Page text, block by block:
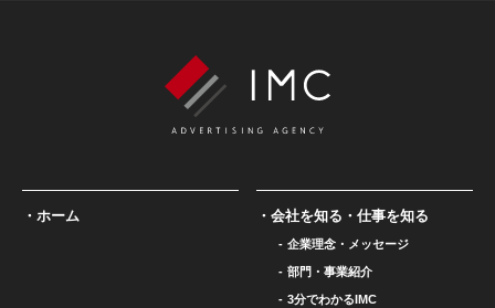
ホーム 会社を知る・仕事を知る
企業理念・メッセージ
部門・事業紹介
3分でわかるIMC